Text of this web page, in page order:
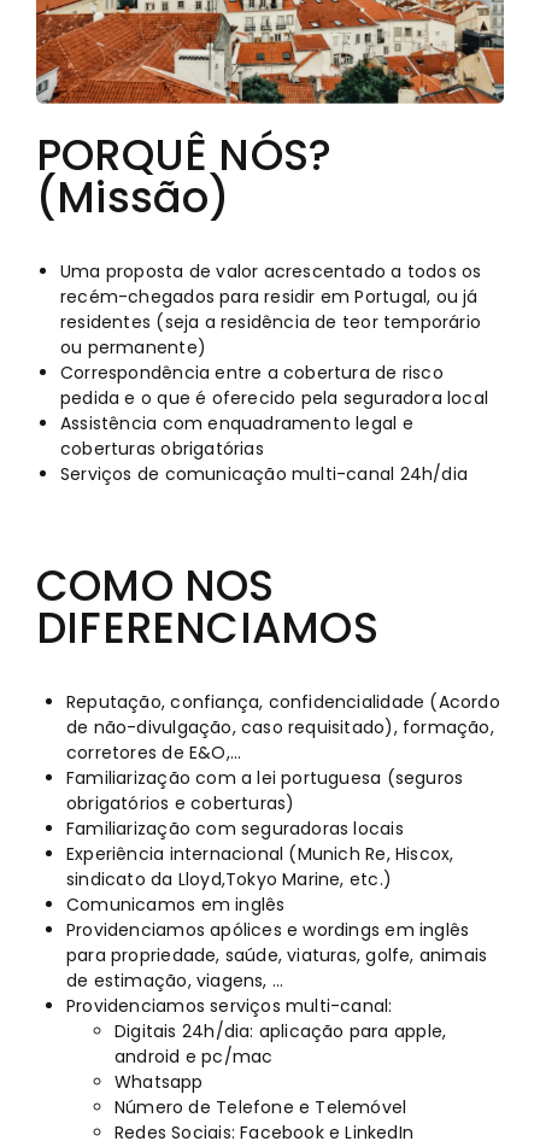
Português
PORQUÊ NÓS?
(Missão)
Uma proposta de valor acrescentado a todos os
recém-chegados para residir em Portugal, ou já
residentes (seja a residência de teor temporário
ou permanente)
Correspondência entre a cobertura de risco
pedida e o que é oferecido pela seguradora local
Assistência com enquadramento legal e
coberturas obrigatórias
Serviços de comunicação multi-canal 24h/dia
COMO NOS
DIFERENCIAMOS
Reputação, confiança, confidencialidade (Acordo
de não-divulgação, caso requisitado), formação,
corretores de E&O,…
Familiarização com a lei portuguesa (seguros
obrigatórios e coberturas)
Familiarização com seguradoras locais
Experiência internacional (Munich Re, Hiscox,
sindicato da Lloyd,Tokyo Marine, etc.)
Comunicamos em inglês
Providenciamos apólices e wordings em inglês
para propriedade, saúde, viaturas, golfe, animais
de estimação, viagens, …
Providenciamos serviços multi-canal:
Digitais 24h/dia: aplicação para apple,
android e pc/mac
Whatsapp
Número de Telefone e Telemóvel
Redes Sociais: Facebook e LinkedIn